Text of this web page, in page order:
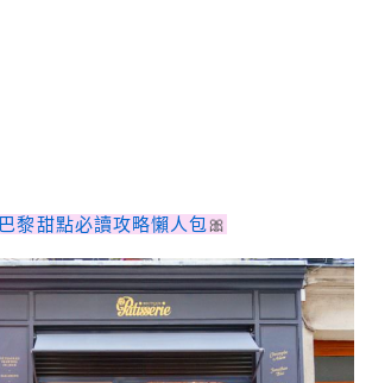
巴黎甜點必讀攻略懶人包🎀